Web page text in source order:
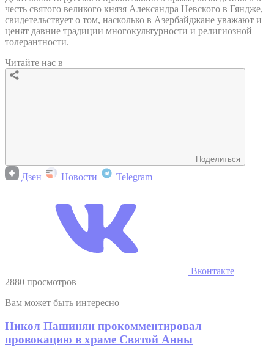
честь святого великого князя Александра Невского в Гяндже,
свидетельствует о том, насколько в Азербайджане уважают и
ценят давние традиции многокультурности и религиозной
толерантности.
Читайте нас в
Поделиться
Дзен Новости Telegram
Вконтакте
2880 просмотров
Вам может быть интересно
Никол Пашинян прокомментировал
провокацию в храме Святой Анны